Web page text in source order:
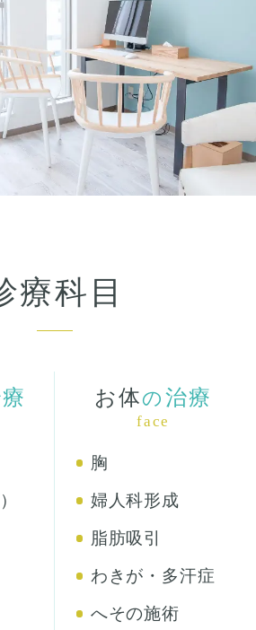
療科目
お体の 治療
face
胸
婦人科形成
脂肪吸引
わきが・多汗症
へその施術